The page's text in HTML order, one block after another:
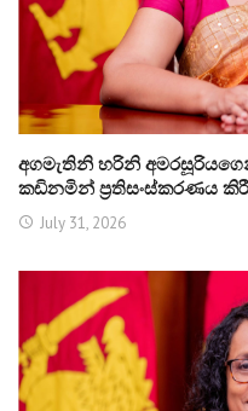
අගමැතිනි හරිනි
කඩිනමින් ප්‍රතිසංස්කරණය
July 31, 2026